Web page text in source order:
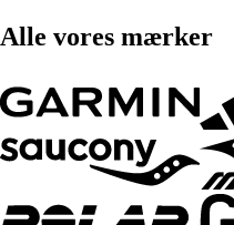
Alle vores mærker